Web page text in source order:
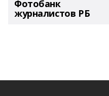
Фотобанк
журналистов РБ